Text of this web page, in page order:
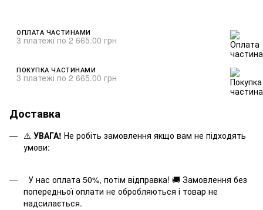
ОПЛАТА ЧАСТИНАМИ
3 платежі по 2 665.00 грн
ПОКУПКА ЧАСТИНАМИ
3 платежі по 2 665.00 грн
Доставка
⚠️ УВАГА! Не робіть замовлення якщо вам не підходять
умови:
У нас оплата 50%, потім відправка! 🚚 Замовлення без
попередньої оплати не обробляються і товар не
надсилається.